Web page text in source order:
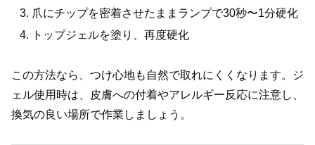
爪にチップを密着させたままランプで30秒〜1分硬化
トップジェルを塗り、再度硬化
この方法なら、つけ心地も自然で取れにくくなります。ジ
ェル使用時は、皮膚への付着やアレルギー反応に注意し、
換気の良い場所で作業しましょう。